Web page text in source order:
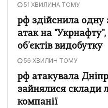
51 ХВИЛИНА ТОМУ
рф здійснила одну
атак на
об’єктів видобутку
56 ХВИЛИН ТОМУ
рф атакувала
зайнялися склади
компанії